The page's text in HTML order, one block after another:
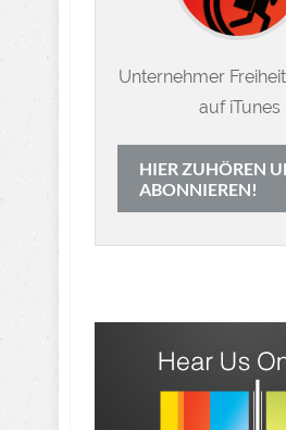
Unternehmer
auf iTunes
HIER ZUHÖREN
ABONNIEREN!